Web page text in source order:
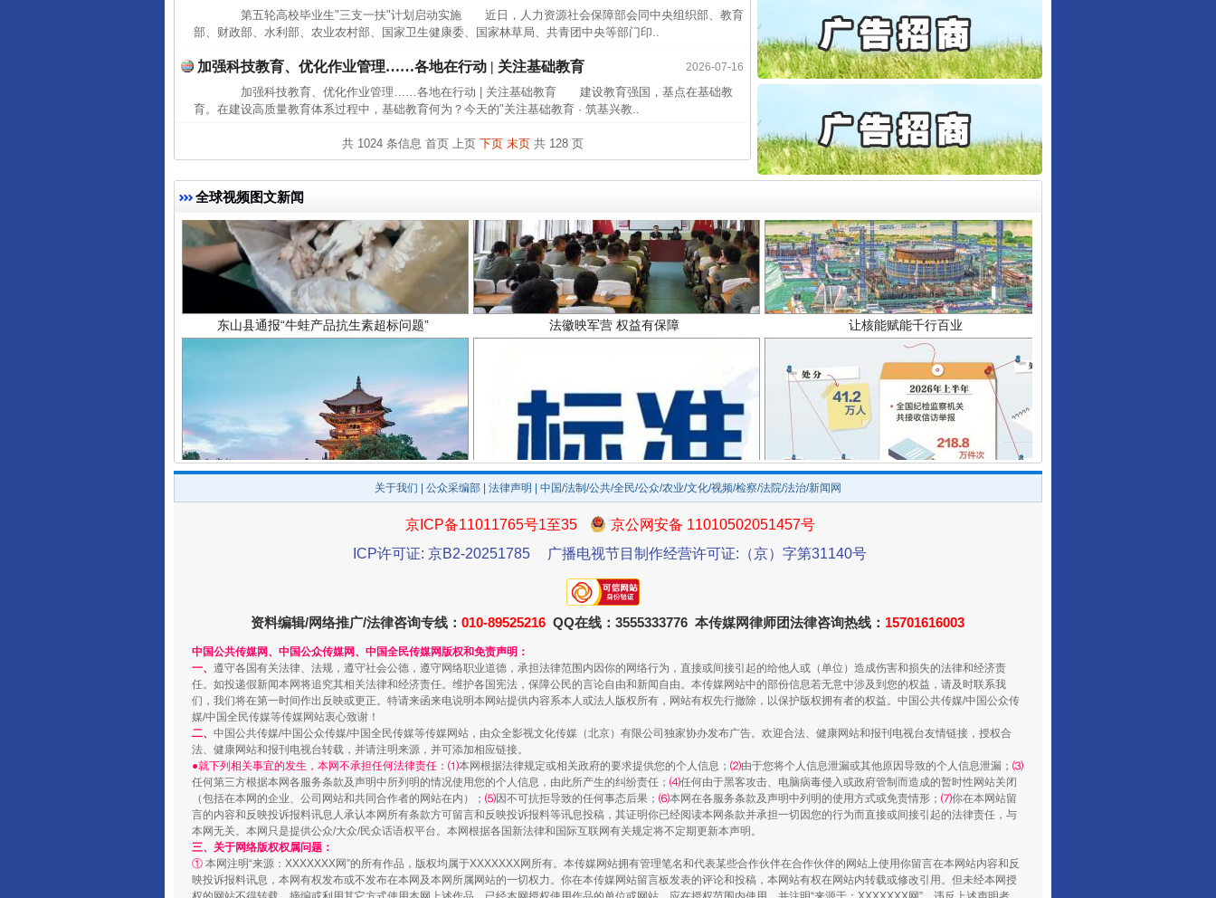
第五轮高校毕业生"三支一扶"计划启动实施 近日，人力资源社会保障部会同中央组织部、教育
部、财政部、水利部、农业农村部、国家卫生健康委、国家林草局、共青团中央等部门印..
2026-07-16
加强科技教育、优化作业管理……各地在行动 | 关注基础教育
加强科技教育、优化作业管理……各地在行动 | 关注基础教育 建设教育强国，基点在基础教
育。在建设高质量教育体系过程中，基础教育何为？今天的"关注基础教育 · 筑基兴教..
共 1024 条信息 首页 上页 下页 末页共 128 页
中方对6家美国实体采取反制措..
中国发起首例对外贸易国家安全..
官方通报西安赛格商场坠亡事件
最高检抗诉的疑难复杂刑事案件
事故致5死1伤，四川省安委会挂..
全球视频图文新闻
完善运行机制助力责任有效落实 一纸欠条伤亲情 巡回调解促和解.. 行业协会接连发公告
东山县通报“牛蛙产品抗生素超标问题” 法徽映军营 权益有保障 让核能赋能千行百业
千年窑火 生生不息 一批国家标准开始实施
揭开“小金库”的免责幌子 以产业富民促振兴 酒驾未被当场查获能处罚吗
关于我们 公众采编部 法律声明 | 中国/法制/公共/全民/公众/农业/文化/视频/检察/法院/法治/新闻网
京ICP备11011765号1至35
京公网安备 11010502051457号
ICP许可证: 京B2-20251785
广播电视节目制作经营许可证:（京）字第31140号
资料编辑/网络推广/法律咨询专线： 010-89525216 QQ在线：3555333776 本传媒网律师团法律咨询热线： 15701616003
中国公共传媒网、中国公众传媒网、中国全民传媒网版权和免责声明：
一、 遵守各国有关法律、法规，遵守社会公德，遵守网络职业道德，承担法律范围内因你的网络行为，直接或间接引起的给他人或（单位）造成伤害和损失的法律和经济责
任。如投递假新闻本网将追究其相关法律和经济责任。维护各国宪法，保障公民的言论自由和新闻自由。本传媒网站中的部份信息若无意中涉及到您的权益，请及时联系我
们，我们将在第一时间作出反映或更正。特请来函来电说明本网站提供内容系本人或法人版权所有，网站有权先行撤除，以保护版权拥有者的权益。中国公共传媒/中国公众传
媒/中国全民传媒等传媒网站衷心致谢！
二、 中国公共传媒/中国公众传媒/中国全民传媒等传媒网站，由众全影视文化传媒（北京）有限公司独家协办发布广告。欢迎合法、健康网站和报刊电视台友情链接，授权合
法、健康网站和报刊电视台转载，并请注明来源，并可添加相应链接。
●就下列相关事宜的发生，本网不承担任何法律责任：⑴本网根据法律规定或相关政府的要求提供您的个人信息； ⑵由于您将个人信息泄漏或其他原因导致的个人信息泄漏； ⑶
任何第三方根据本网各服务条款及声明中所列明的情况使用您的个人信息，由此所产生的纠纷责任； ⑷任何由于黑客攻击、电脑病毒侵入或政府管制而造成的暂时性网站关闭
（包括在本网的企业、公司网站和共同合作者的网站在内）； ⑸因不可抗拒导致的任何事态后果； ⑹本网在各服务条款及声明中列明的使用方式或免责情形； ⑺你在本网站留
言的内容和反映投诉报料讯息人承认本网所有条款方可留言和反映投诉报料等讯息投稿，其证明你已经阅读本网条款并承担一切因您的行为而直接或间接引起的法律责任，与
本网无关。本网只是提供公众/大众/民众话语权平台。本网根据各国新法律和国际互联网有关规定将不定期更新本声明。
三、关于网络版权权属问题：
① 本网注明“来源：XXXXXXX网”的所有作品，版权均属于XXXXXXX网所有。本传媒网站拥有管理笔名和代表某些合作伙伴在合作伙伴的网站上使用你留言在本网站内容和反
映投诉报料讯息，本网有权发布或不发布在本网及本网所属网站的一切权力。你在本传媒网站留言板发表的评论和投稿，本网站有权在网站内转载或修改引用。但未经本网授